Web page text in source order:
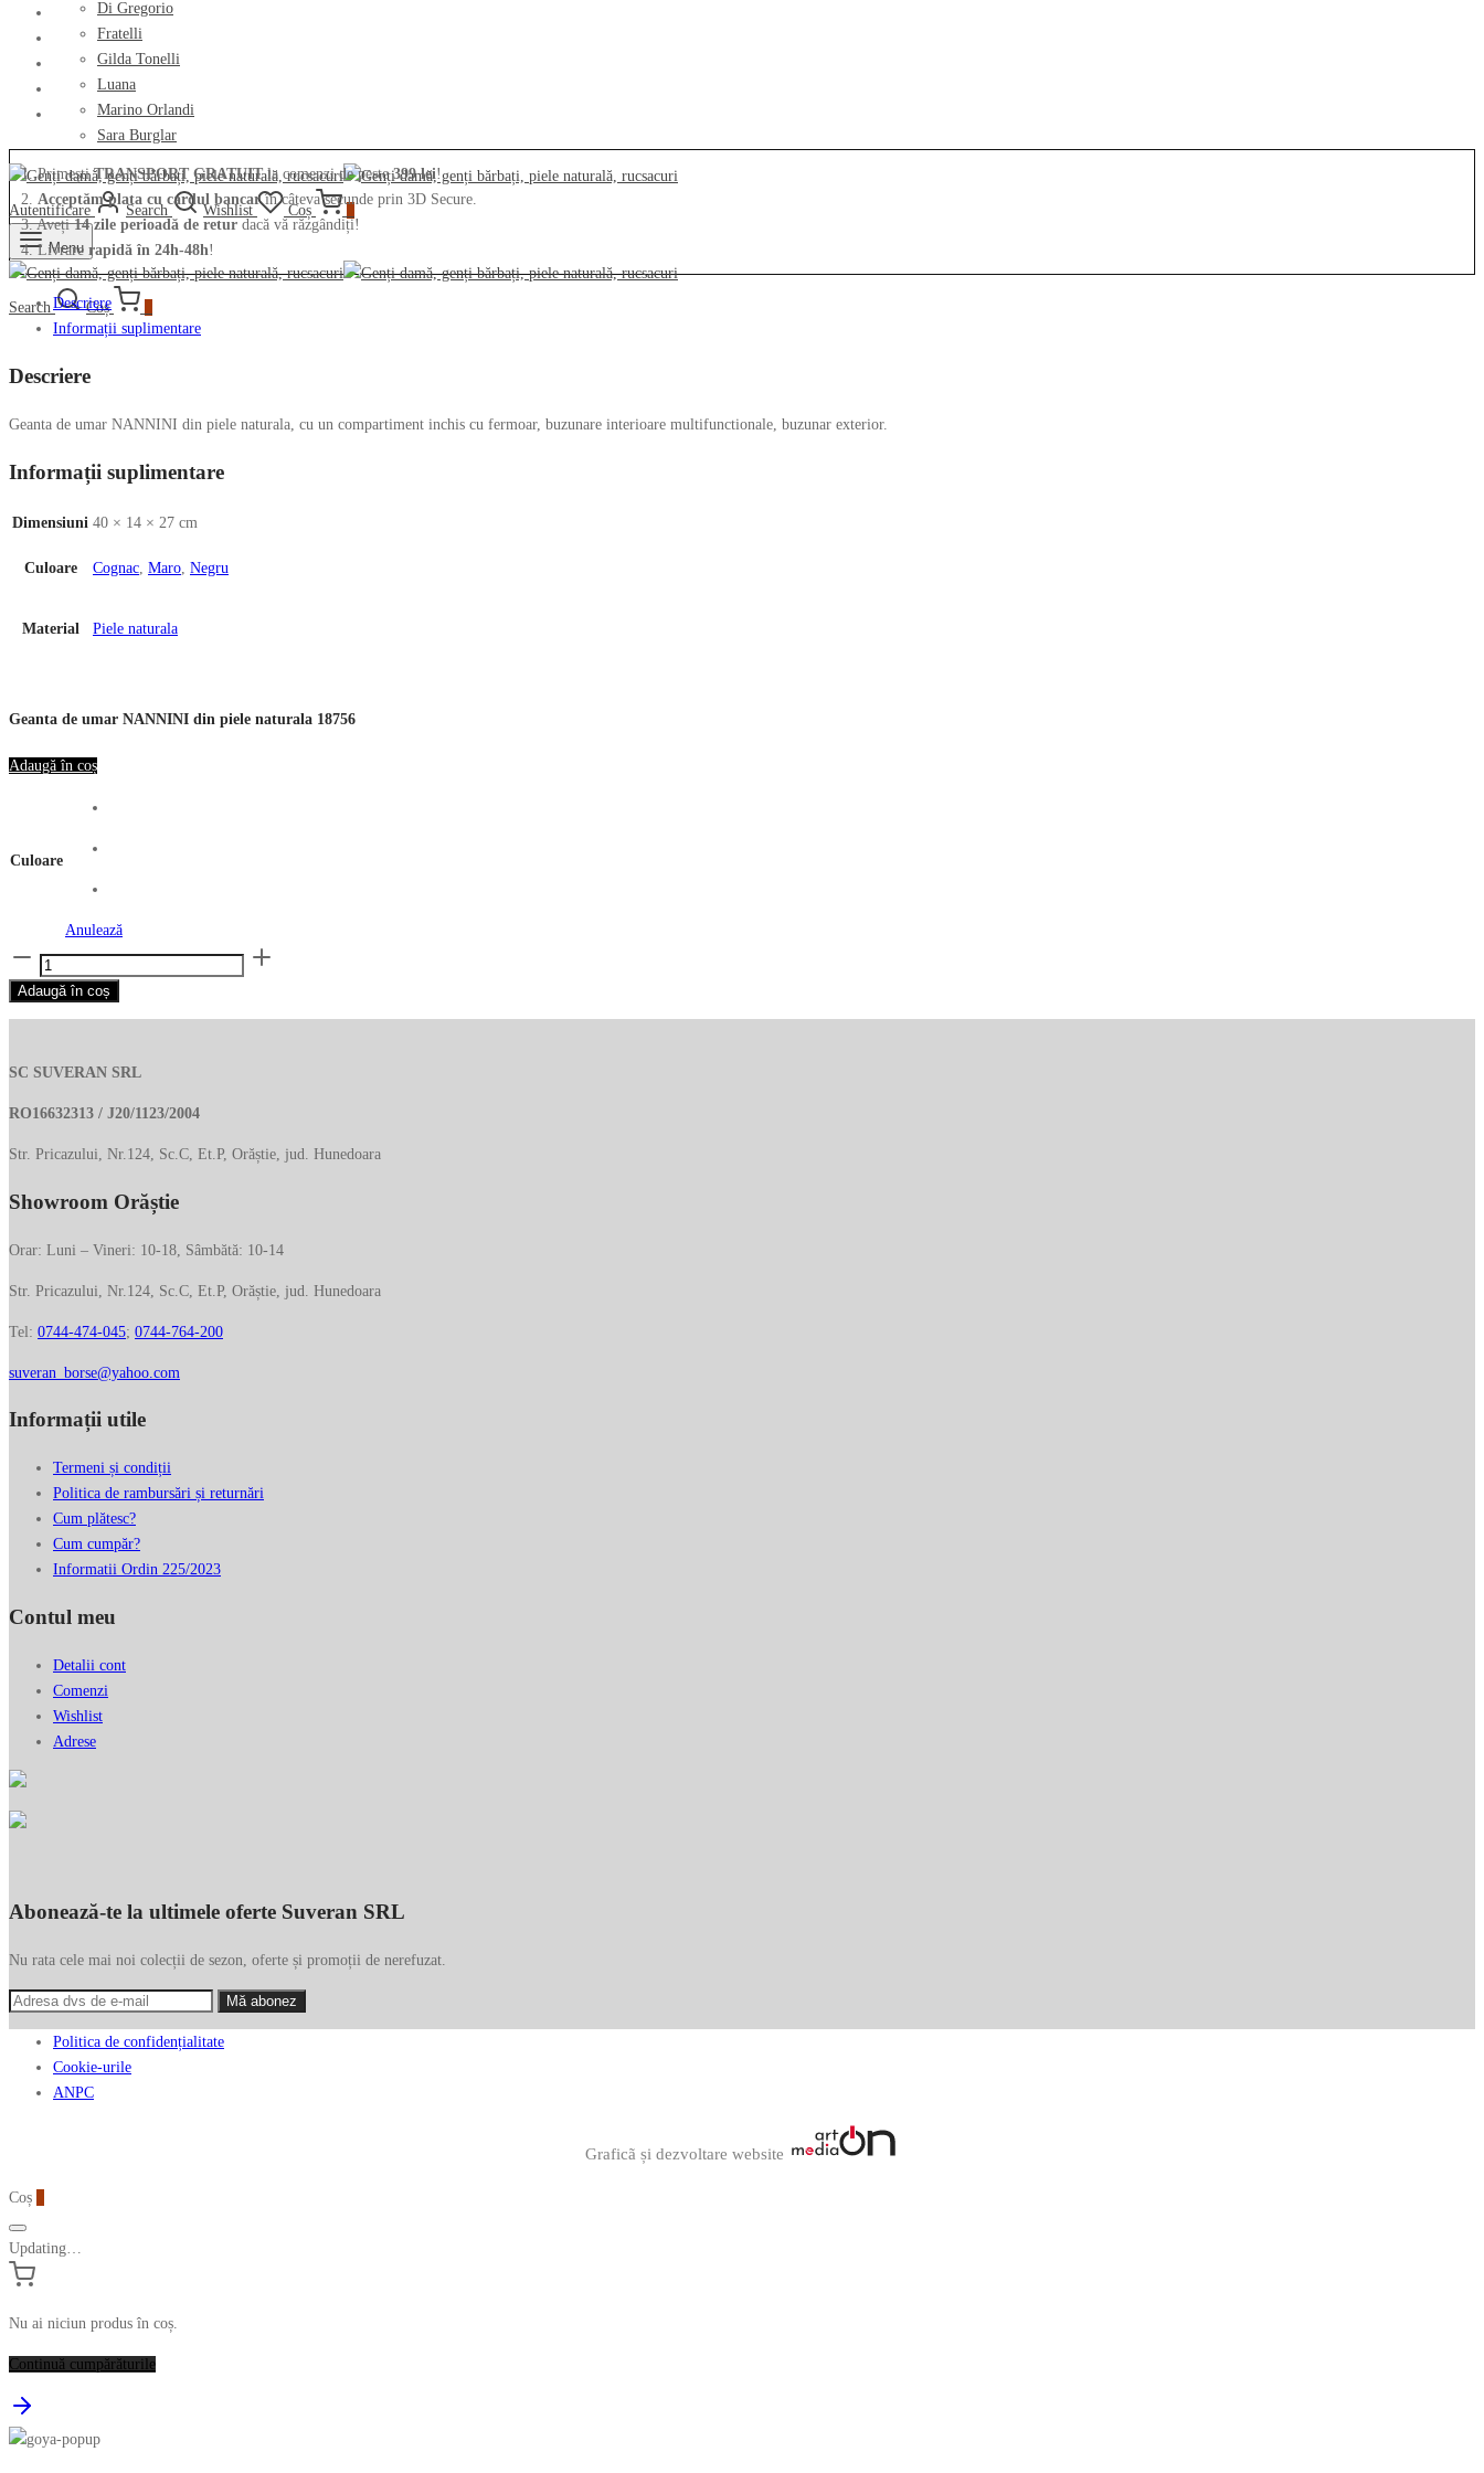
Di Gregorio
Fratelli
Gilda Tonelli
Luana
Marino Orlandi
Sara Burglar
Autentificare Search Wishlist Coș
Menu
Search Coș
piele
naturala
18756
1. PrimeștiTRANSPORT GRATUITla comenzi de peste399 lei!
2. Acceptăm plata cu cardul bancarîn câteva secunde prin 3D Secure.
3. Aveți14 zile perioadă de retur dacă vă răzgândiți!
4. Livrare rapidă în 24h-48h!
Descriere
Informații suplimentare
Descriere
Geanta de umar NANNINI din piele naturala, cu un compartiment inchis cu fermoar, buzunare interioare multifunctionale, buzunar exterior.
Informații suplimentare
Dimensiuni 40 × 14 × 27 cm
Culoare Cognac, Maro, Negru
Material Piele naturala
Geanta de umar NANNINI din piele naturala 18756
Adaugă în coș
Culoare
Anulează
Cantitate
Geanta
de
din
piele
18756
Adaugă în coș
SC SUVERAN SRL
RO16632313 / J20/1123/2004
Str. Pricazului, Nr.124, Sc.C, Et.P, Orăștie, jud. Hunedoara
Showroom Orăștie
Orar: Luni – Vineri: 10-18, Sâmbătă: 10-14
Str. Pricazului, Nr.124, Sc.C, Et.P, Orăștie, jud. Hunedoara
Tel: 0744-474-045; 0744-764-200
suveran_borse@yahoo.com
Informații utile
Termeni și condiții
Politica de rambursări și returnări
Cum plătesc?
Cum cumpăr?
Informatii Ordin 225/2023
Contul meu
Detalii cont
Comenzi
Wishlist
Adrese
Abonează-te la ultimele oferte Suveran SRL
Nu rata cele mai noi colecții de sezon, oferte și promoții de nerefuzat.
Politica de confidențialitate
Cookie-urile
ANPC
Graficã și dezvoltare website
Coș
Updating…
Nu ai niciun produs în coș.
Continuă cumpărăturile